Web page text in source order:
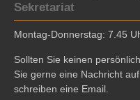
Sekretariat
Montag-Donnerstag: 7.45
Sollten Sie keinen
Sie gerne eine Nachricht
schreiben eine Email.